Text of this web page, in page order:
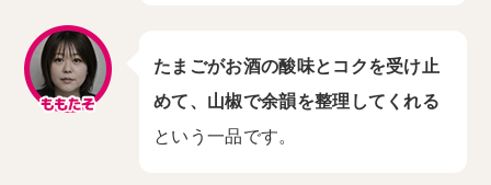
たまごがお酒の酸味とコクを受け止
めて、山椒で余韻を整理してくれる
という一品です。